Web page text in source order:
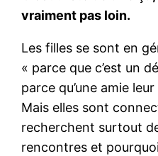
vraiment pas loin.
Les filles se sont en
« parce que c’est un
parce qu’une amie
Mais elles sont
recherchent surtout
rencontres et